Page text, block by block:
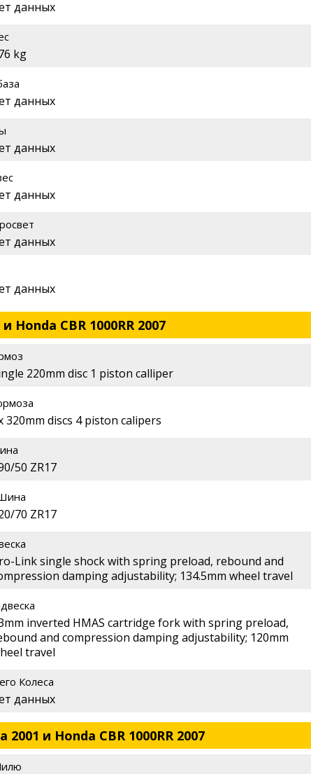
данных
kg
данных
данных
данных
данных
данных
Honda CBR 1000RR 2007
220mm disc 1 piston calliper
320mm discs 4 piston calipers
50 ZR17
70 ZR17
Link single shock with spring preload, rebound and
damping adjustability; 134.5mm wheel travel
inverted HMAS cartridge fork with spring preload,
and compression damping adjustability; 120mm
travel
Колеса
данных
и Honda CBR 1000RR 2007